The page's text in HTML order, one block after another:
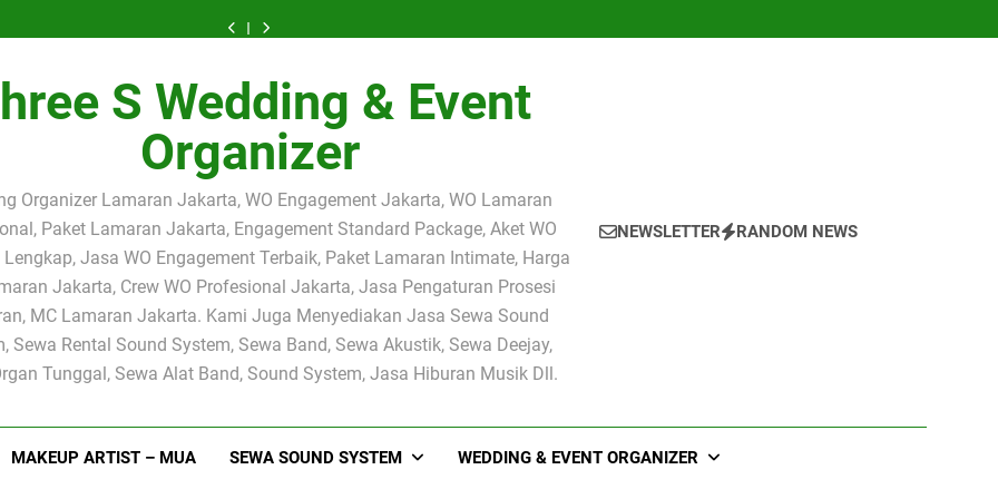
Jakarta
Rental
Sound
System
2.000
Watt
Profesional
untuk
Acara
Pengajian
Siraman
PROFESIONAL
JAKARTA
–
PERESMIAN
UCJ
DI
UNIVERSITY
CLUB
JAKARTA
BIOLA
PROFESIONAL
JAKARTA
SELATAN
–
Solusi
Audio
Profesional
untuk
Acara
Pengajian,
Siraman,
dan
Event
Rental
Sound
System
2.000
Watt
Profesional
untuk
Acara
Pengajian
Siraman
PROFESIONAL
JAKARTA
–
PERESMIAN
UCJ
DI
UNIVERSITY
CLUB
JAKARTA
SOLO
BIOLA
PROFESIONAL
PAKET
JAKARTA
SELATAN
–
Solusi
Audio
untuk
Acara
Pengajian,
Siraman,
Pernikahan
dan
System
Rental
Sound
System
2.000
Profesional
untuk
Acara
Pengajian
dan
Siraman
S Wedding & Event
Organizer
Organizer Lamaran Jakarta, WO Engagement Jakarta, WO Lamaran
Paket Lamaran Jakarta, Engagement Standard Package, Aket WO
Jasa WO Engagement Terbaik, Paket Lamaran Intimate, Harga
Jakarta, Crew WO Profesional Jakarta, Jasa Pengaturan Prosesi
MC Lamaran Jakarta. Kami Juga Menyediakan Jasa Sewa Sound
Sewa Rental Sound System, Sewa Band, Sewa Akustik, Sewa Deejay,
Tunggal, Sewa Alat Band, Sound System, Jasa Hiburan Musik Dll.
NEWSLETTER RANDOM NEWS
MAKEUP ARTIST – MUA SEWA SOUND SYSTEM WEDDING & EVENT ORGANIZER